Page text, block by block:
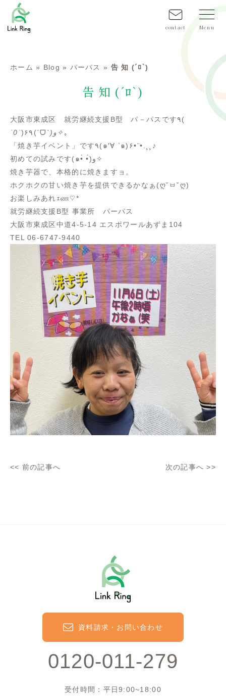
contact
ホーム » Blog » パーパス » 告 知 (´ﾛ`)
告 知 (´ﾛ`)
大阪市東成区 就労継続支援B型 パ－パスです٩(
˙0˙
)۶٩(ˊᗜˋ )و✧｡
「焼き芋イベント」です٩(๑′∀ ‵๑)۶•¨•.¸¸♪
初めての試みです(๑•̀ •́)و✧
焼き芋器で、本格的に焼きますョ。
ホクホクの甘い焼き芋を提供できるかなぁ(ღ˘ㅂ˘ღ)
お楽しみあれｪண♡*
就労継続支援B型 事業所 パーパス
大阪市東成区中道4-5-14 エスポワールあずま104
TEL 06-6747-9440
<< 前の記事へ 次の記事へ >>
0120-011-279
受付時間：平日9:00~18:00
資料請求・お問い合わせ